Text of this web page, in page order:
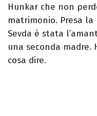
Hunkar che non
matrimonio. Presa
Sevda è stata
una seconda madre.
cosa dire.